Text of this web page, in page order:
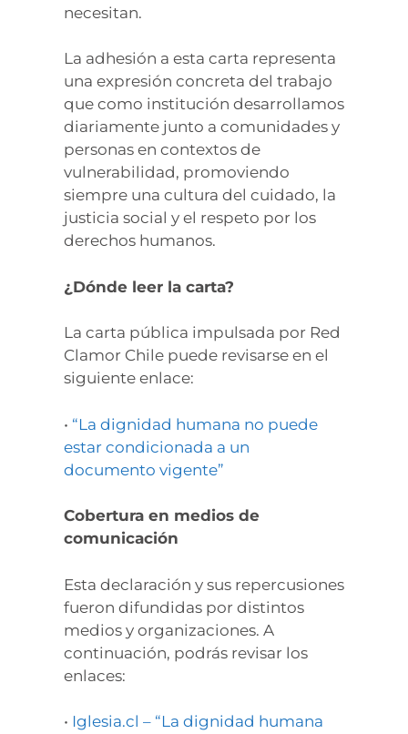
necesitan.
La adhesión a esta carta representa
una expresión concreta del trabajo
que como institución desarrollamos
diariamente junto a comunidades y
personas en contextos de
vulnerabilidad, promoviendo
siempre una cultura del cuidado, la
justicia social y el respeto por los
derechos humanos.
¿Dónde leer la carta?
La carta pública impulsada por Red
Clamor Chile puede revisarse en el
siguiente enlace:
• “La dignidad humana no puede
estar condicionada a un
documento vigente”
Cobertura en medios de
comunicación
Esta declaración y sus repercusiones
fueron difundidas por distintos
medios y organizaciones. A
continuación, podrás revisar los
enlaces:
• Iglesia.cl – “La dignidad humana